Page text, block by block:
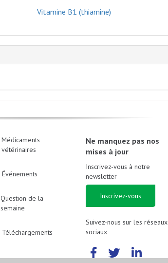
Vitamine B1 (thiamine)
Médicaments
vétérinaires
Événements
Question de la
semaine
Téléchargements
Ne manquez pas nos
mises à jour
Inscrivez-vous à notre
newsletter
Inscrivez-vous
Suivez-nous sur les réseaux
sociaux